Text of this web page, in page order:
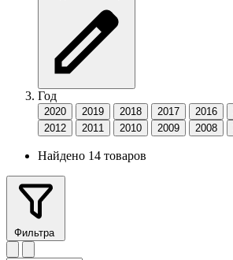
Год
2020 2019 2018 2017 2016
2012
2011 2010 2009 2008
Найдено 14 товаров
Фильтра